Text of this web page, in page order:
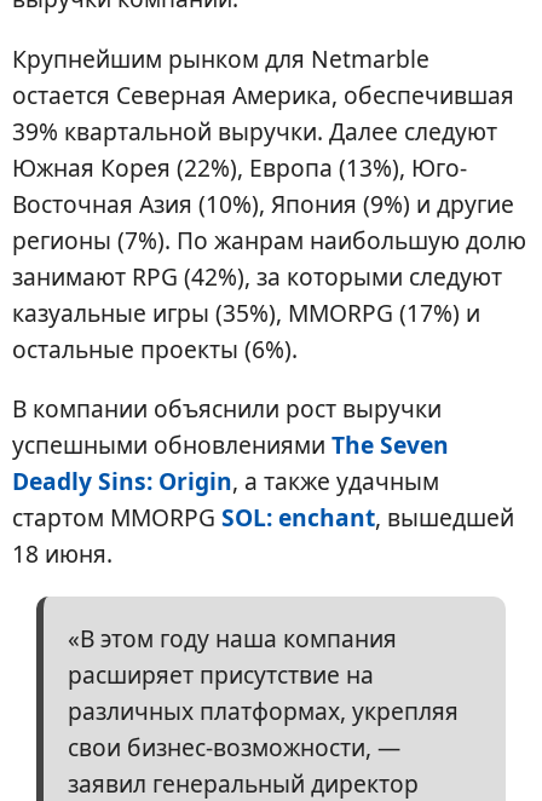
Крупнейшим рынком для Netmarble
остается Северная Америка, обеспечившая
39% квартальной выручки. Далее следуют
Южная Корея (22%), Европа (13%), Юго-
Восточная Азия (10%), Япония (9%) и другие
регионы (7%). По жанрам наибольшую долю
занимают RPG (42%), за которыми следуют
казуальные игры (35%), MMORPG (17%) и
остальные проекты (6%).
В компании объяснили рост выручки
успешными обновлениями The Seven
Deadly Sins: Origin, а также удачным
стартом MMORPG SOL: enchant, вышедшей
18 июня.
«В этом году наша компания
расширяет присутствие на
различных платформах, укрепляя
свои бизнес-возможности, —
заявил генеральный директор